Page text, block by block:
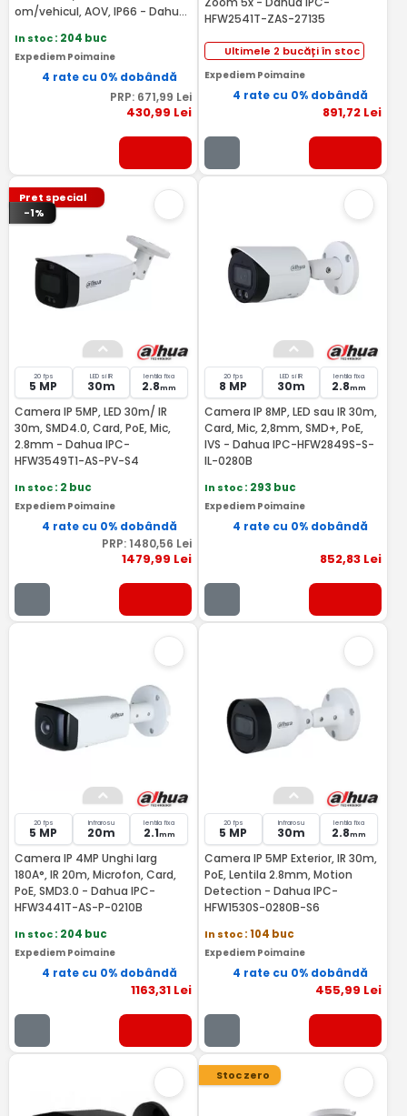
om/vehicul, AOV, IP66 - Dahua
In stoc: 204 buc
Expediem Poimaine
4 rate cu 0% dobândă
PRP: 671,99 Lei
430,99 Lei
HFW2541T-ZAS-27135
Ultimele 2 bucăți în stoc
Expediem Poimaine
4 rate cu 0% dobândă
891,72 Lei
Pret special
-1%
20 fps
5 MP
LED si IR
30m
lentila fixa
2.8mm
Camera IP 5MP, LED 30m/ IR
30m, SMD4.0, Card, PoE, Mic,
2.8mm - Dahua IPC-
HFW3549T1-AS-PV-S4
In stoc: 2 buc
Expediem Poimaine
4 rate cu 0% dobândă
PRP: 1480,56 Lei
1479,99 Lei
20 fps
8 MP
LED si IR
30m
lentila fixa
2.8mm
Camera IP 8MP, LED sau IR 30m,
Card, Mic, 2,8mm, SMD+, PoE,
IVS - Dahua IPC-HFW2849S-S-
IL-0280B
In stoc: 293 buc
Expediem Poimaine
4 rate cu 0% dobândă
852,83 Lei
20 fps
5 MP
Infrarosu
20m
lentila fixa
2.1mm
Camera IP 4MP Unghi larg
180A°, IR 20m, Microfon, Card,
PoE, SMD3.0 - Dahua IPC-
HFW3441T-AS-P-0210B
In stoc: 204 buc
Expediem Poimaine
4 rate cu 0% dobândă
1163,31Lei
20 fps
5 MP
Infrarosu
30m
lentila fixa
2.8mm
Camera IP 5MP Exterior, IR 30m,
PoE, Lentila 2.8mm, Motion
Detection - Dahua IPC-
HFW1530S-0280B-S6
In stoc: 104 buc
Expediem Poimaine
4 rate cu 0% dobândă
455,99 Lei
Stoc zero